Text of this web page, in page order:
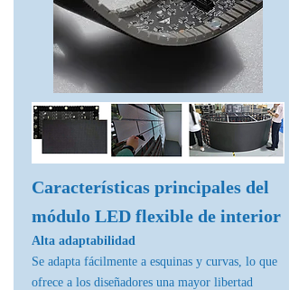
Características principales del
módulo LED flexible de interior
Alta adaptabilidad
Se adapta fácilmente a esquinas y curvas, lo que
ofrece a los diseñadores una mayor libertad